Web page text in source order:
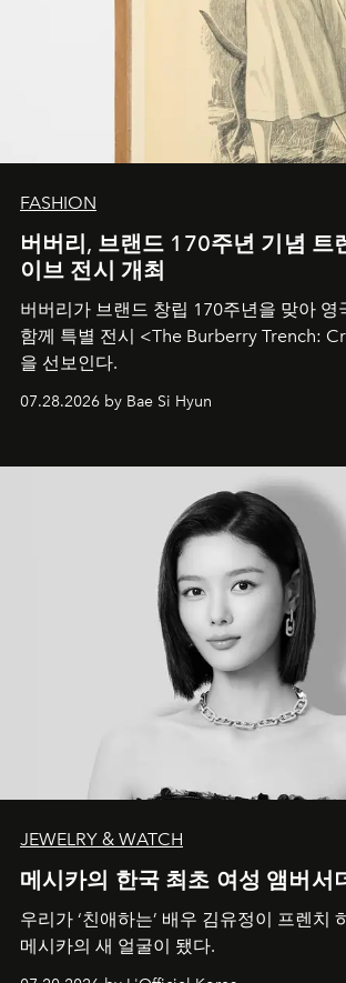
FASHION
버버리, 브랜드 170주년 기념 트
이브 전시 개최
버버리가 브랜드 창립 170주년을 맞아 영
함께 특별 전시 <The Burberry Trench:
을 선보인다.
07.28.2026 by Bae Si Hyun
JEWELRY & WATCH
메시카의 한국 최초 여성 앰버서
우리가 ‘친애하는’ 배우 김유정이 프렌치
메시카의 새 얼굴이 됐다.